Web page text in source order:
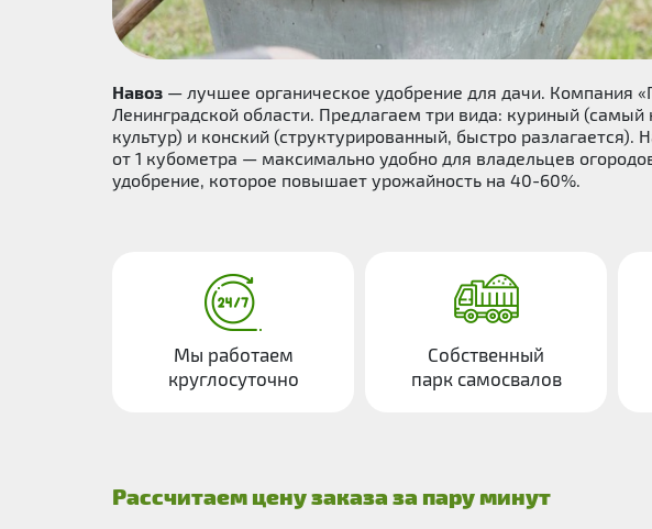
Навоз — лучшее органическое удобрение для дачи. Компания
Ленинградской области. Предлагаем три вида: куриный
культур) и конский (структурированный, быстро
от 1 кубометра — максимально удобно для владельцев
удобрение, которое повышает урожайность на 40-60%.
Мы работаем
круглосуточно
Собственный
парк самосвалов
Рассчитаем цену заказа за пару минут